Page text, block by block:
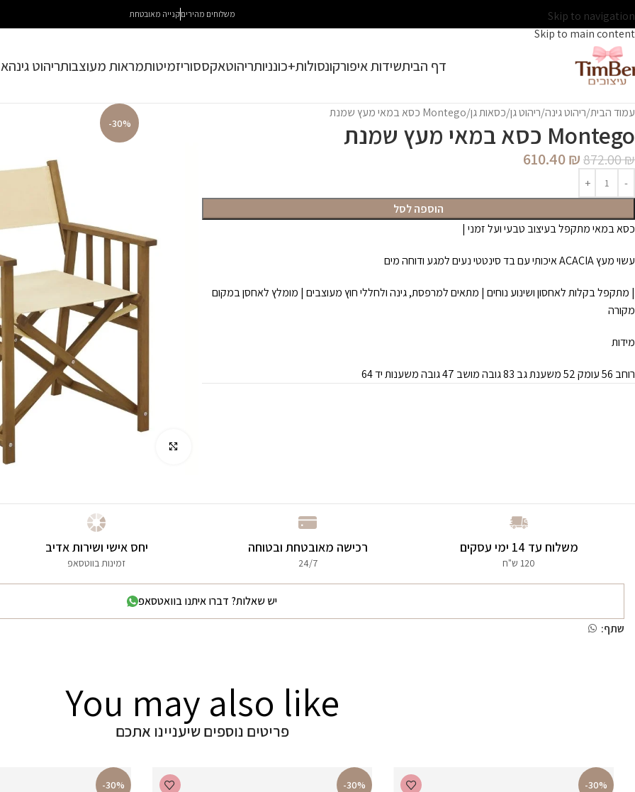
Skip to navigation
Skip to main content
משלוחים מהיריםקנייה מאובטחת
דף הביתשידות איפורקונסולות+כונניותריהוטאקססוריזמיטותמראות מעוצבותריהוט גינה
עמוד הבית ריהוט גינה ריהוט גן כסאות גן Montego כסא במאי מעץ שמנת
Montego כסא במאי מעץ שמנת
872.00₪
610.40₪
הוספה לסל
כסא במאי מתקפל בעיצוב טבעי ועל זמני |
עשוי מעץ ACACIA איכותי עם בד סינטטי נעים למגע ודוחה מים
| מתקפל בקלות לאחסון ושינוע נוחים | מתאים למרפסת, גינה ולחללי חוץ מעוצבים | מומלץ לאחסן במקום
מקורה
מידות
רוחב 56 עומק 52 משענת גב 83 גובה מושב 47 גובה משענות יד 64
-30%
משלוח עד 14 ימי עסקים
120 ש"ח
רכישה מאובטחת ובטוחה
24/7
יחס אישי ושירות אדיב
זמינות בווטסאפ
יש שאלות? דברו איתנו בוואטסאפ
שתף:
You may also like
פריטים נוספים שיעניינו אתכם
-30%
-30%
-30%